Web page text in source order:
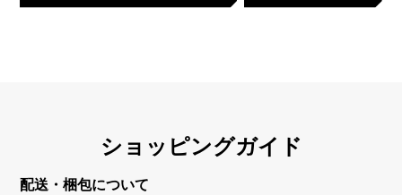
ショッピングガイド
配送・梱包について